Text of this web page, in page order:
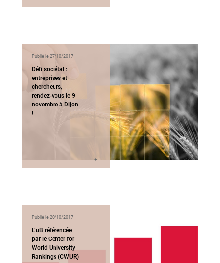
Publié le 27/10/2017
Défi sociétal :
entreprises et
chercheurs,
rendez-vous le 9
novembre à Dijon
!
Publié le 20/10/2017
L’uB référencée
par le Center for
World University
Rankings (CWUR)